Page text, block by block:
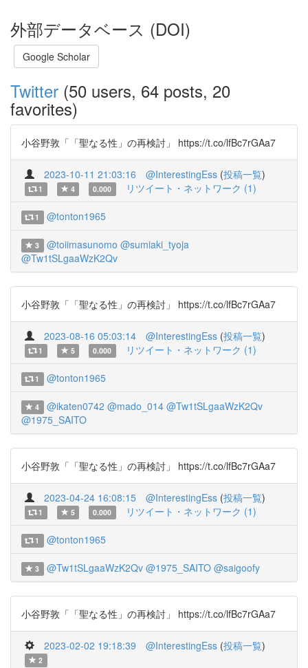
外部データベース (DOI)
Google Scholar
Twitter (50 users, 64 posts, 20
favorites)
小谷野敦「「聖なる性」の再検討」 https://t.co/lfBc7rGAa7
2023-10-11 21:03:16 @InterestingEss (投稿一覧)
1 4 0.000 リツイート・ネットワーク (1)
1 @tonton1965
3 @toiimasunomo @sumiaki_tyoja
@Tw1tSLgaaWzK2Qv
小谷野敦「「聖なる性」の再検討」 https://t.co/lfBc7rGAa7
2023-08-16 05:03:14 @InterestingEss (投稿一覧)
1 5 0.000 リツイート・ネットワーク (1)
1 @tonton1965
4 @ikaten0742 @mado_014 @Tw1tSLgaaWzK2Qv
@1975_SAITO
小谷野敦「「聖なる性」の再検討」 https://t.co/lfBc7rGAa7
2023-04-24 16:08:15 @InterestingEss (投稿一覧)
1 5 0.000 リツイート・ネットワーク (1)
1 @tonton1965
3 @Tw1tSLgaaWzK2Qv @1975_SAITO @saigoofy
小谷野敦「「聖なる性」の再検討」 https://t.co/lfBc7rGAa7
2023-02-02 19:18:39 @InterestingEss (投稿一覧)
2